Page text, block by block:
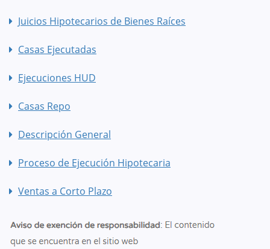
Juicios Hipotecarios de Bienes Raíces
Casas Ejecutadas
Ejecuciones HUD
Casas Repo
Descripción General
Proceso de Ejecución Hipotecaria
Ventas a Corto Plazo